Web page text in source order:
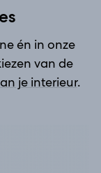
én in onze
van de
je interieur.